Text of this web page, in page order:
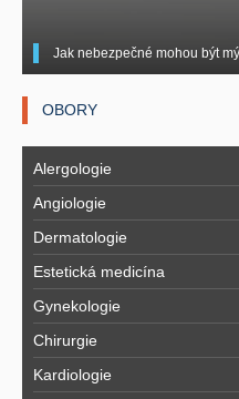
Jak nebezpečné mohou být
OBORY
Alergologie
Angiologie
Dermatologie
Estetická medicína
Gynekologie
Chirurgie
Kardiologie